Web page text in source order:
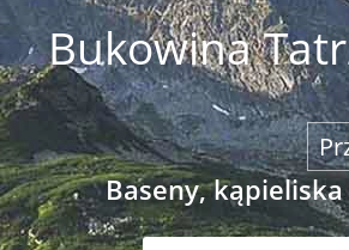
Bukowina
Baseny,